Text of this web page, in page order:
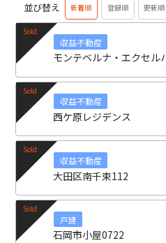
並び替え 新着順 登録順 更新順
収益不動産
モンテベルナ・エクセル
収益不動産
西ケ原レジデンス
収益不動産
大田区南千束112
戸建
石岡市小屋0722